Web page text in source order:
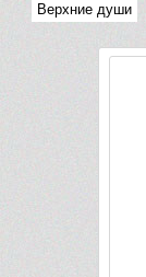
Верхние души